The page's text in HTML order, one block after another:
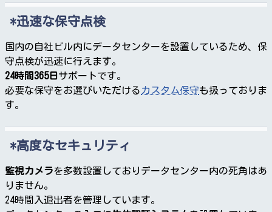
迅速な保守点検
国内の自社ビル内にデータセンターを設置しているため、保
守点検が迅速に行えます。
24時間365日 サポートです。
必要な保守をお選びいただける カスタム保守も扱っておりま
す。
高度なセキュリティ
監視カメラを多数設置しておりデータセンター内の死角はあ
りません。
24時間入退出者を管理しています。